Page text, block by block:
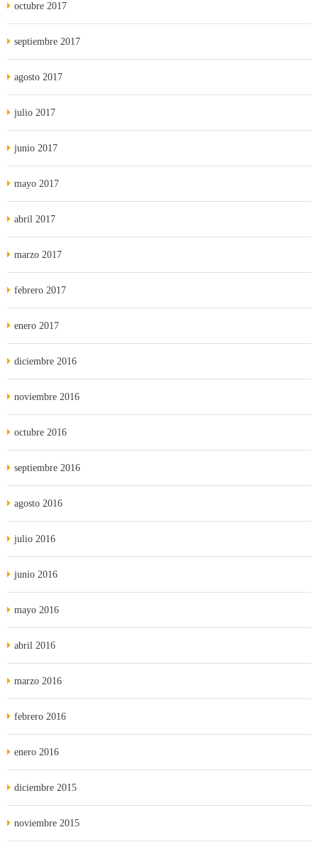
octubre 2017
septiembre 2017
agosto 2017
julio 2017
junio 2017
mayo 2017
abril 2017
marzo 2017
febrero 2017
enero 2017
diciembre 2016
noviembre 2016
octubre 2016
septiembre 2016
agosto 2016
julio 2016
junio 2016
mayo 2016
abril 2016
marzo 2016
febrero 2016
enero 2016
diciembre 2015
noviembre 2015